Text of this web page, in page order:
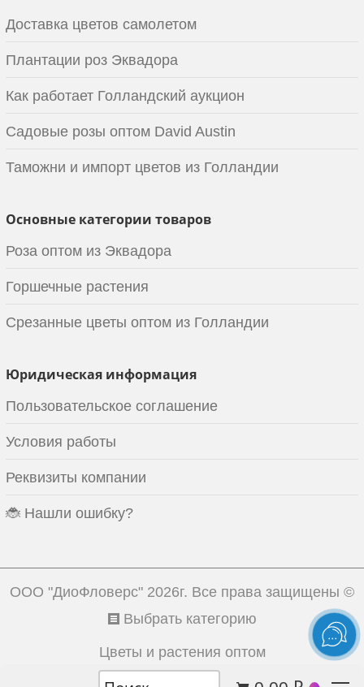
Доставка цветов самолетом
Плантации роз Эквадора
Как работает Голландский аукцион
Садовые розы оптом David Austin
Таможни и импорт цветов из Голландии
Основные категории товаров
Роза оптом из Эквадора
Горшечные растения
Срезанные цветы оптом из Голландии
Юридическая информация
Пользовательское соглашение
Условия работы
Реквизиты компании
🐞 Нашли ошибку?
ООО "ДиоФловерс" 2026г. Все права защищены ©
Выбрать категорию
Цветы и растения оптом